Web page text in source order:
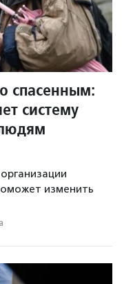
спасенным:
систему
изменить